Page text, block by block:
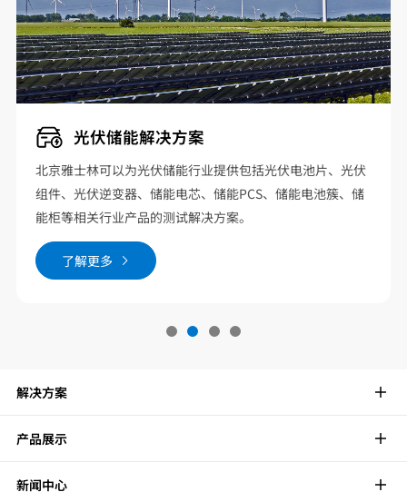
光伏储能解决方案
北京雅士林可以为光伏储能行业提供包括光伏电池片、光伏
组件、光伏逆变器、储能电芯、储能PCS、储能电池簇、储
能柜等相关行业产品的测试解决方案。
了解更多
解决方案
产品展示
新闻中心